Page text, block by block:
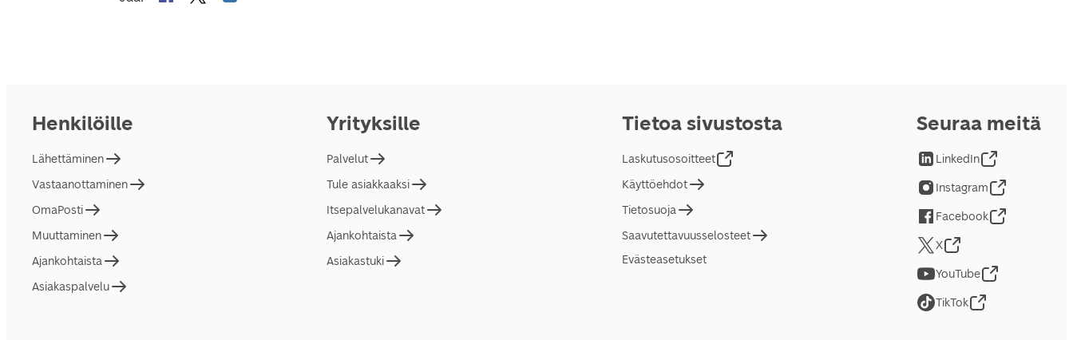
Henkilöille
Lähettäminen
Vastaanottaminen
OmaPosti
Muuttaminen
Ajankohtaista
Asiakaspalvelu
Yrityksille
Palvelut
Tule asiakkaaksi
Itsepalvelukanavat
Ajankohtaista
Asiakastuki
Tietoa sivustosta
Laskutusosoitteet
Käyttöehdot
Tietosuoja
Saavutettavuusselosteet
Evästeasetukset
Seuraa meitä
LinkedIn
Instagram
Facebook
X
YouTube
TikTok